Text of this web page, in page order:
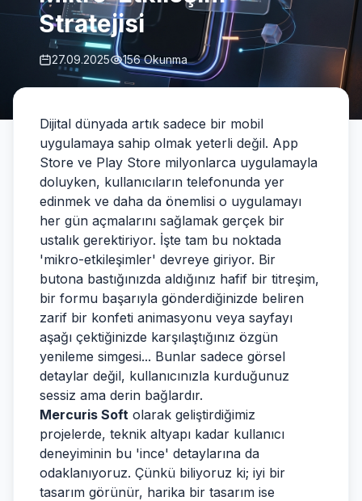
Stratejisi
27.09.2025 156 Okunma
Dijital dünyada artık sadece bir mobil
uygulamaya sahip olmak yeterli değil. App
Store ve Play Store milyonlarca uygulamayla
doluyken, kullanıcıların telefonunda yer
edinmek ve daha da önemlisi o uygulamayı
her gün açmalarını sağlamak gerçek bir
ustalık gerektiriyor. İşte tam bu noktada
'mikro-etkileşimler' devreye giriyor. Bir
butona bastığınızda aldığınız hafif bir titreşim,
bir formu başarıyla gönderdiğinizde beliren
zarif bir konfeti animasyonu veya sayfayı
aşağı çektiğinizde karşılaştığınız özgün
yenileme simgesi... Bunlar sadece görsel
detaylar değil, kullanıcınızla kurduğunuz
sessiz ama derin bağlardır.
Mercuris Soft olarak geliştirdiğimiz
projelerde, teknik altyapı kadar kullanıcı
deneyiminin bu 'ince' detaylarına da
odaklanıyoruz. Çünkü biliyoruz ki; iyi bir
tasarım görünür, harika bir tasarım ise